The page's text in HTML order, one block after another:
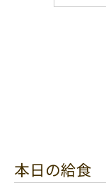
本日の給食